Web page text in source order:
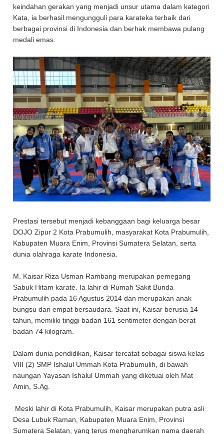
keindahan gerakan yang menjadi unsur utama dalam kategori
Kata, ia berhasil mengungguli para karateka terbaik dari
berbagai provinsi di Indonesia dan berhak membawa pulang
medali emas.
Prestasi tersebut menjadi kebanggaan bagi keluarga besar
DOJO Zipur 2 Kota Prabumulih, masyarakat Kota Prabumulih,
Kabupaten Muara Enim, Provinsi Sumatera Selatan, serta
dunia olahraga karate Indonesia.
M. Kaisar Riza Usman Rambang merupakan pemegang
Sabuk Hitam karate. Ia lahir di Rumah Sakit Bunda
Prabumulih pada 16 Agustus 2014 dan merupakan anak
bungsu dari empat bersaudara. Saat ini, Kaisar berusia 14
tahun, memiliki tinggi badan 161 sentimeter dengan berat
badan 74 kilogram.
Dalam dunia pendidikan, Kaisar tercatat sebagai siswa kelas
VIII (2) SMP Ishalul Ummah Kota Prabumulih, di bawah
naungan Yayasan Ishalul Ummah yang diketuai oleh Mat
Amin, S.Ag.
Meski lahir di Kota Prabumulih, Kaisar merupakan putra asli
Desa Lubuk Raman, Kabupaten Muara Enim, Provinsi
Sumatera Selatan, yang terus mengharumkan nama daerah